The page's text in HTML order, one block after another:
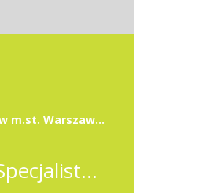
Miejskie Przedsiębiorstwo Wodociągów i Kanalizacji w m.st. Warszawie S.A.
Młodsza Specjalistka / Młodszy Specjalista -Starsza Specjalistka / Starszy Specjalista ds. Pozyskiwania Finansowania (k/m/n)